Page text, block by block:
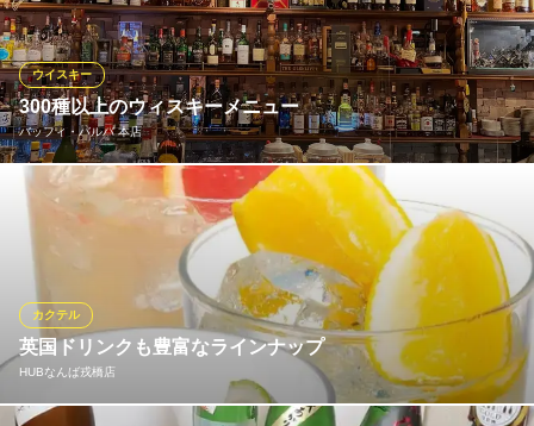
300種以上のウィスキーメニュー
バッフィ・バルバ 本店
ウイスキー
300種上以上のウイスキー等のボトルに、カクテルも豊富でメニュ
ー以外も気軽にオーダー出来ます。お好みのウィスキーや、お料
理のマリアージュのご相談など、お気軽にお問合せくださいま
バッフィ・バルバ 本店
大人の隠れ家BAR
大阪府大阪市中央区難波千日前13-11 マスザキヤ難波ビル2F
英国ドリンクも豊富なラインナップ
HUBなんば戎橋店
カクテル